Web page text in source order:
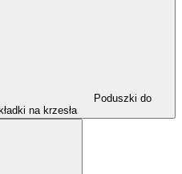
Poduszki do
na krzesła